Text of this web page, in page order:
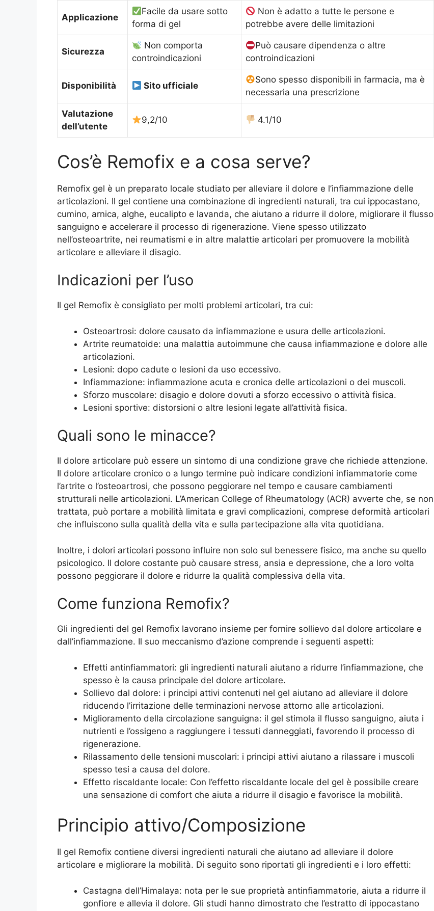
Applicazione
Facile da usare sotto
forma di gel
Non è adatto a tutte le persone e
potrebbe avere delle limitazioni
Sicurezza
Non comporta
controindicazioni
Può causare dipendenza o altre
controindicazioni
Disponibilità Sito ufficiale
Sono spesso disponibili in farmacia, ma è
necessaria una prescrizione
Valutazione
dell’utente
9,2/10 4.1/10
Cos’è Remofix e a cosa serve?
Remofix gel è un preparato locale studiato per alleviare il dolore e l’infiammazione delle
articolazioni. Il gel contiene una combinazione di ingredienti naturali, tra cui ippocastano,
cumino, arnica, alghe, eucalipto e lavanda, che aiutano a ridurre il dolore, migliorare il flusso
sanguigno e accelerare il processo di rigenerazione. Viene spesso utilizzato
nell’osteoartrite, nei reumatismi e in altre malattie articolari per promuovere la mobilità
articolare e alleviare il disagio.
Indicazioni per l’uso
Il gel Remofix è consigliato per molti problemi articolari, tra cui:
Osteoartrosi: dolore causato da infiammazione e usura delle articolazioni.
Artrite reumatoide: una malattia autoimmune che causa infiammazione e dolore alle
articolazioni.
Lesioni: dopo cadute o lesioni da uso eccessivo.
Infiammazione: infiammazione acuta e cronica delle articolazioni o dei muscoli.
Sforzo muscolare: disagio e dolore dovuti a sforzo eccessivo o attività fisica.
Lesioni sportive: distorsioni o altre lesioni legate all’attività fisica.
Quali sono le minacce?
Il dolore articolare può essere un sintomo di una condizione grave che richiede attenzione.
Il dolore articolare cronico o a lungo termine può indicare condizioni infiammatorie come
l’artrite o l’osteoartrosi, che possono peggiorare nel tempo e causare cambiamenti
strutturali nelle articolazioni. L’American College of Rheumatology (ACR) avverte che, se non
trattata, può portare a mobilità limitata e gravi complicazioni, comprese deformità articolari
che influiscono sulla qualità della vita e sulla partecipazione alla vita quotidiana.
Inoltre, i dolori articolari possono influire non solo sul benessere fisico, ma anche su quello
psicologico. Il dolore costante può causare stress, ansia e depressione, che a loro volta
possono peggiorare il dolore e ridurre la qualità complessiva della vita.
Come funziona Remofix?
Gli ingredienti del gel Remofix lavorano insieme per fornire sollievo dal dolore articolare e
dall’infiammazione. Il suo meccanismo d’azione comprende i seguenti aspetti:
Effetti antinfiammatori: gli ingredienti naturali aiutano a ridurre l’infiammazione, che
spesso è la causa principale del dolore articolare.
Sollievo dal dolore: i principi attivi contenuti nel gel aiutano ad alleviare il dolore
riducendo l’irritazione delle terminazioni nervose attorno alle articolazioni.
Miglioramento della circolazione sanguigna: il gel stimola il flusso sanguigno, aiuta i
nutrienti e l’ossigeno a raggiungere i tessuti danneggiati, favorendo il processo di
rigenerazione.
Rilassamento delle tensioni muscolari: i principi attivi aiutano a rilassare i muscoli
spesso tesi a causa del dolore.
Effetto riscaldante locale: Con l’effetto riscaldante locale del gel è possibile creare
una sensazione di comfort che aiuta a ridurre il disagio e favorisce la mobilità.
Principio attivo/Composizione
Il gel Remofix contiene diversi ingredienti naturali che aiutano ad alleviare il dolore
articolare e migliorare la mobilità. Di seguito sono riportati gli ingredienti e i loro effetti:
Castagna dell’Himalaya: nota per le sue proprietà antinfiammatorie, aiuta a ridurre il
gonfiore e allevia il dolore. Gli studi hanno dimostrato che l’estratto di ippocastano